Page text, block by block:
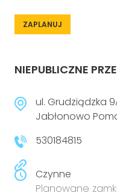
ZAPLANUJ
NIEPUBLICZNE
ul. Grudziądzka
Jabłonowo
530184815
Czynne
Planowane